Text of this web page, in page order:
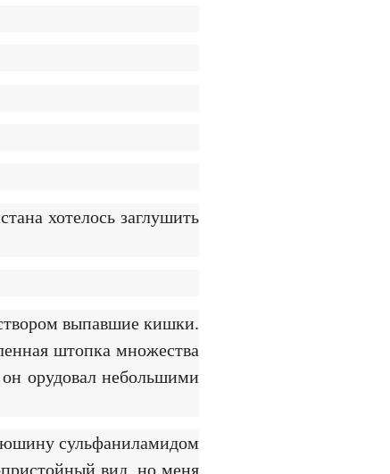
хотелось заглушить
выпавшие кишки.
штопка множества
орудовал небольшими
сульфаниламидом
вид, но меня